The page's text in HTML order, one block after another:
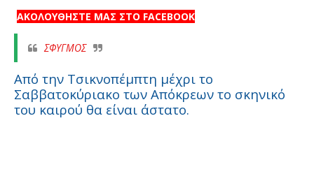
ΑΚΟΛΟΥΘΗΣΤΕ ΜΑΣ ΣΤΟ FACEBOOK
ΣΦΥΓΜΟΣ
Από την Τσικνοπέμπτη μέχρι το
Σαββατοκύριακο των Απόκρεων το σκηνικό
του καιρού θα είναι άστατο.